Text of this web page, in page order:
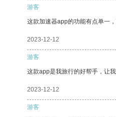
游客
这款加速器app的功能有点单一
2023-12-12
游客
这款app是我旅行的好帮手，让
2023-12-12
游客